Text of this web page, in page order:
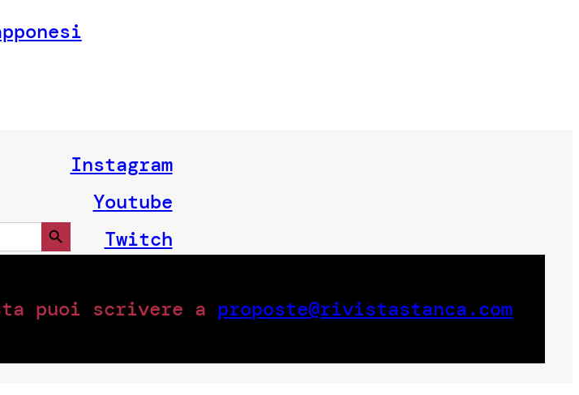
Search Button
Instagram
Youtube
Twitch
puoi scrivere a proposte@rivistastanca.com